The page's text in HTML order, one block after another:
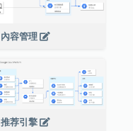
內容管理
推荐引擎